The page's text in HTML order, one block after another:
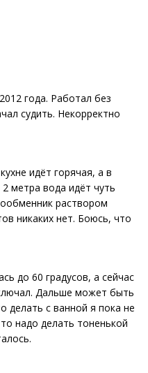
года. Работал без
судить. Некорректно
идёт горячая, а в
метра вода идёт чуть
раствором
никаких нет. Боюсь, что
до 60 градусов, а сейчас
Дальше может быть
делать с ванной я пока не
надо делать тоненькой